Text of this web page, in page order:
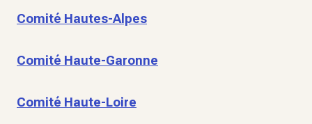
Comité Hautes-Alpes
Comité Haute-Garonne
Comité Haute-Loire